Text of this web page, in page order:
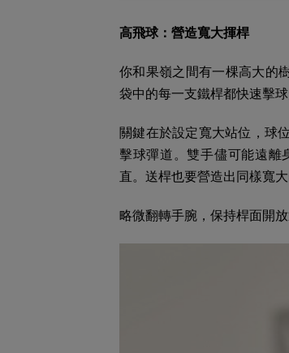
高飛球：營造寬大揮桿
你和果嶺之間有一棵高大的
袋中的每一支鐵桿都快速擊球
關鍵在於設定寬大站位，球
擊球彈道。雙手儘可能遠離
直。送桿也要營造出同樣寬大
略微翻轉手腕，保持桿面開